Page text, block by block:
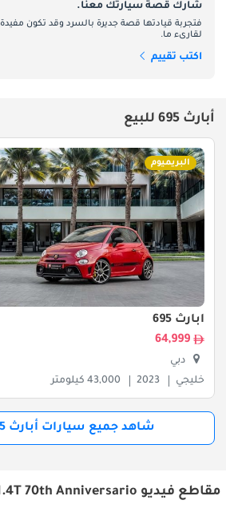
شارك قصة سيارتك معنا.
فتجربة قيادتها قصة جديرة بالسرد وقد تكون مفيدة
لقارىء ما.
اكتب تقييم
أبارث 695 للبيع
البريميوم
أبارث 695
64,999
دبي
خليجي
2023 43,000 كيلومتر
شاهد جميع سيارات أبارث 695 للبيع
مقاطع فيديو 1.4T 70th Anniversario أبارث 695